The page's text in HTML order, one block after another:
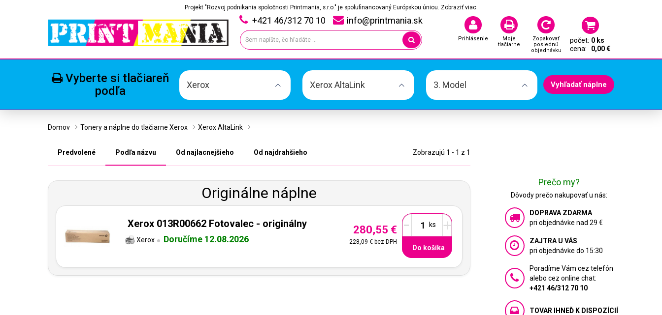
Projekt "Rozvoj podnikania spoločnosti Printmania, s.r.o." je spolufinancovaný Európskou úniou. Zobraziť viac.
+421 46/312 70 10 info@printmania.sk
Prihlásenie
Moje
tlačiarne
Zopakovať
poslednú
objednávku
počet: 0 ks
cena:
0,00 €
Vyberte si tlačiareň
podľa
Xerox Xerox AltaLink 3. Model Vyhľadať náplne
Domov Tonery a náplne do tlačiarne Xerox Xerox AltaLink
Predvolené Podľa názvu Od najlacnejšieho Od najdrahšieho Zobrazujú 1 - 1 z 1
Originálne náplne
Xerox 013R00662 Fotovalec - originálny
Xerox Doručíme 12.08.2026
280,55 €
228,09 €bez DPH
- +
Do košíka
Prečo my?
Dôvody prečo nakupovať u nás:
DOPRAVA ZDARMA
pri objednávke nad 29 €
ZAJTRA U VÁS
pri objednávke do 15:30
Poradíme Vám cez telefón
alebo cez online chat:
+421 46/312 70 10
TOVAR IHNEĎ K DISPOZÍCIÍ